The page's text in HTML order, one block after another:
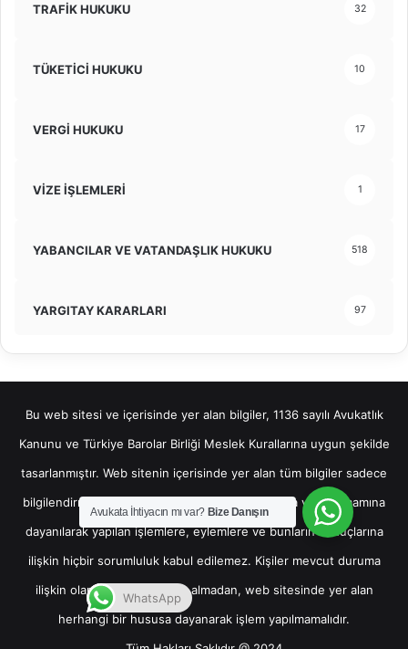
TRAFİK HUKUKU 32
TÜKETİCİ HUKUKU 10
VERGİ HUKUKU 17
VİZE İŞLEMLERİ 1
YABANCILAR VE VATANDAŞLIK HUKUKU 518
YARGITAY KARARLARI 97
Bu web sitesi ve içerisinde yer alan bilgiler, 1136 sayılı Avukatlık
Kanunu ve Türkiye Barolar Birliği Meslek Kurallarına uygun şekilde
tasarlanmıştır. Web sitenin içerisinde yer alan tüm bilgiler sadece
bilgilendirme amaçlı olup, bu bilgilerin bir kısmına veya tamamına
dayanılarak yapılan işlemlere, eylemlere ve bunların sonuçlarına
ilişkin hiçbir sorumluluk kabul edilemez. Kişiler mevcut duruma
ilişkin olarak hukuki destek almadan, web sitesinde yer alan
herhangi bir hususa dayanarak işlem yapılmamalıdır.
Avukata İhtiyacın mı var? Bize Danışın
WhatsApp